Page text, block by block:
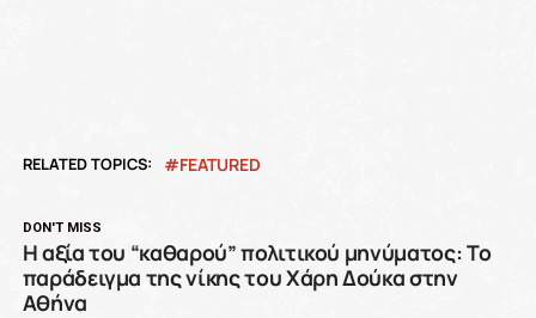
RELATED TOPICS: FEATURED
DON'T MISS
Η αξία του “καθαρού” πολιτικού μηνύματος: Το
παράδειγμα της νίκης του Χάρη Δούκα στην
Αθήνα